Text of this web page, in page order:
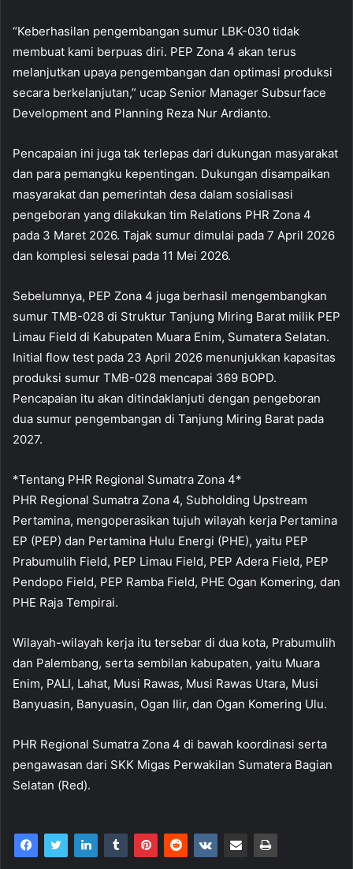
“Keberhasilan pengembangan sumur LBK-030 tidak
membuat kami berpuas diri. PEP Zona 4 akan terus
melanjutkan upaya pengembangan dan optimasi produksi
secara berkelanjutan,” ucap Senior Manager Subsurface
Development and Planning Reza Nur Ardianto.
Pencapaian ini juga tak terlepas dari dukungan masyarakat
dan para pemangku kepentingan. Dukungan disampaikan
masyarakat dan pemerintah desa dalam sosialisasi
pengeboran yang dilakukan tim Relations PHR Zona 4
pada 3 Maret 2026. Tajak sumur dimulai pada 7 April 2026
dan komplesi selesai pada 11 Mei 2026.
Sebelumnya, PEP Zona 4 juga berhasil mengembangkan
sumur TMB-028 di Struktur Tanjung Miring Barat milik PEP
Limau Field di Kabupaten Muara Enim, Sumatera Selatan.
Initial flow test pada 23 April 2026 menunjukkan kapasitas
produksi sumur TMB-028 mencapai 369 BOPD.
Pencapaian itu akan ditindaklanjuti dengan pengeboran
dua sumur pengembangan di Tanjung Miring Barat pada
2027.
*Tentang PHR Regional Sumatra Zona 4*
PHR Regional Sumatra Zona 4, Subholding Upstream
Pertamina, mengoperasikan tujuh wilayah kerja Pertamina
EP (PEP) dan Pertamina Hulu Energi (PHE), yaitu PEP
Prabumulih Field, PEP Limau Field, PEP Adera Field, PEP
Pendopo Field, PEP Ramba Field, PHE Ogan Komering, dan
PHE Raja Tempirai.
Wilayah-wilayah kerja itu tersebar di dua kota, Prabumulih
dan Palembang, serta sembilan kabupaten, yaitu Muara
Enim, PALI, Lahat, Musi Rawas, Musi Rawas Utara, Musi
Banyuasin, Banyuasin, Ogan Ilir, dan Ogan Komering Ulu.
PHR Regional Sumatra Zona 4 di bawah koordinasi serta
pengawasan dari SKK Migas Perwakilan Sumatera Bagian
Selatan (Red).